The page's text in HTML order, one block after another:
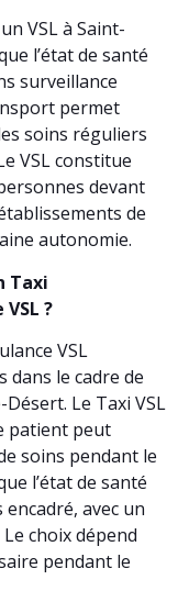
VSL à Saint-
l’état de santé
surveillance
permet
soins réguliers
VSL constitue
devant
de
autonomie.
Taxi
?
VSL
le cadre de
Le Taxi VSL
patient peut
soins pendant le
l’état de santé
avec un
choix dépend
pendant le